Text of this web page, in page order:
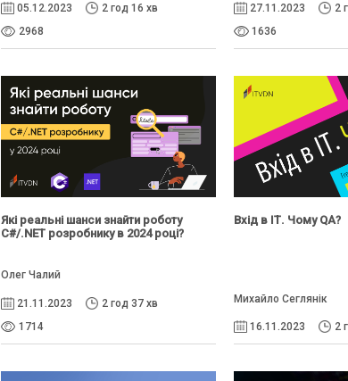
05.12.2023
2 год 16 хв
2968
27.11.2023
2
1636
Які реальні шанси знайти роботу
C#/.NET розробнику в 2024 році?
Олег Чалий
21.11.2023
2 год 37 хв
1714
Вхід в ІТ. Чому QA?
Михайло Сеглянік
16.11.2023 2